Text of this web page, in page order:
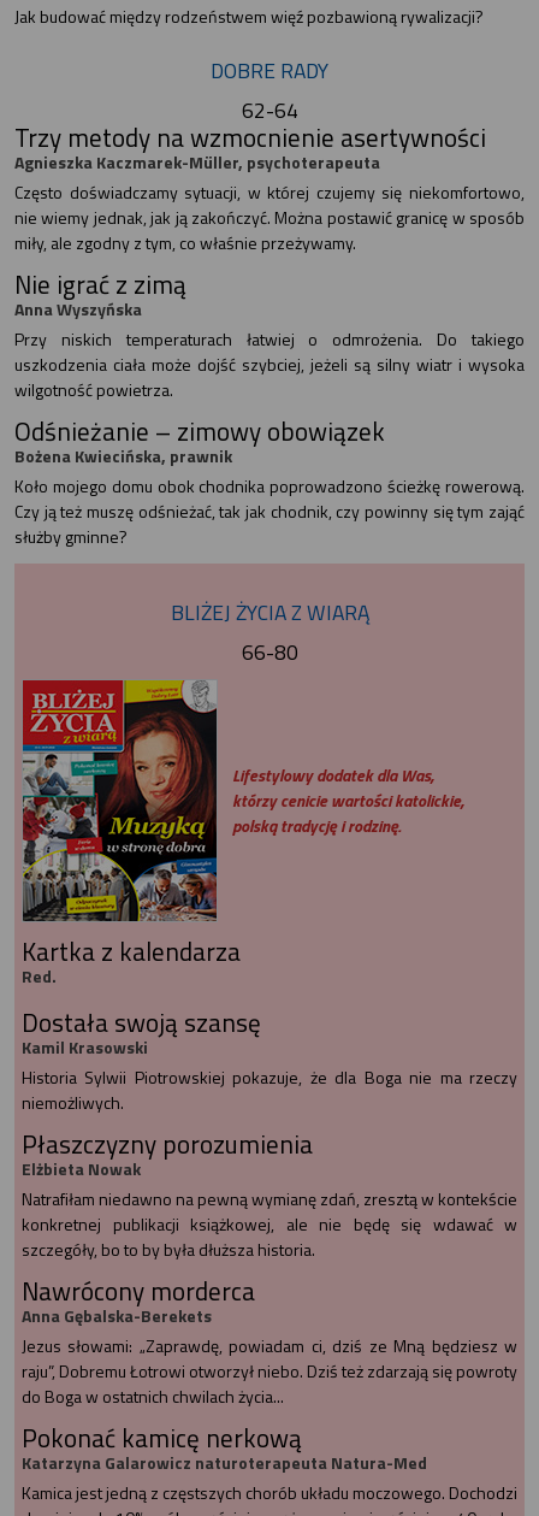
Jak budować między rodzeństwem więź pozbawioną rywalizacji?
DOBRE RADY
62-64
Trzy metody na wzmocnienie asertywności
Agnieszka Kaczmarek-Müller, psychoterapeuta
Często doświadczamy sytuacji, w której czujemy się niekomfortowo,
nie wiemy jednak, jak ją zakończyć. Można postawić granicę w sposób
miły, ale zgodny z tym, co właśnie przeżywamy.
Nie igrać z zimą
Anna Wyszyńska
Przy niskich temperaturach łatwiej o odmrożenia. Do takiego
uszkodzenia ciała może dojść szybciej, jeżeli są silny wiatr i wysoka
wilgotność powietrza.
Odśnieżanie – zimowy obowiązek
Bożena Kwiecińska, prawnik
Koło mojego domu obok chodnika poprowadzono ścieżkę rowerową.
Czy ją też muszę odśnieżać, tak jak chodnik, czy powinny się tym zająć
służby gminne?
BLIŻEJ ŻYCIA Z WIARĄ
66-80
Lifestylowy dodatek dla Was,
którzy cenicie wartości katolickie,
polską tradycję i rodzinę.
Kartka z kalendarza
Red.
Dostała swoją szansę
Kamil Krasowski
Historia Sylwii Piotrowskiej pokazuje, że dla Boga nie ma rzeczy
niemożliwych.
Płaszczyzny porozumienia
Elżbieta Nowak
Natrafiłam niedawno na pewną wymianę zdań, zresztą w kontekście
konkretnej publikacji książkowej, ale nie będę się wdawać w
szczegóły, bo to by była dłuższa historia.
Nawrócony morderca
Anna Gębalska-Berekets
Jezus słowami: „Zaprawdę, powiadam ci, dziś ze Mną będziesz w
raju”, Dobremu Łotrowi otworzył niebo. Dziś też zdarzają się powroty
do Boga w ostatnich chwilach życia...
Pokonać kamicę nerkową
Katarzyna Galarowicz naturoterapeuta Natura-Med
Kamica jest jedną z częstszych chorób układu moczowego. Dochodzi